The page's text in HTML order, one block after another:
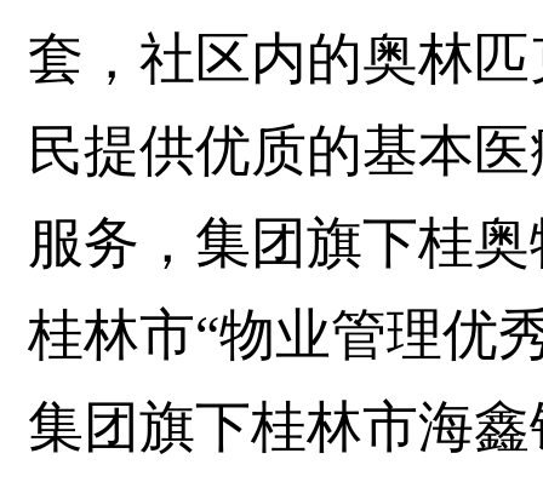
套，社区内的奥林
民提供优质的基本
服务，集团旗下桂
桂林市“物业管理优
集团旗下桂林市海